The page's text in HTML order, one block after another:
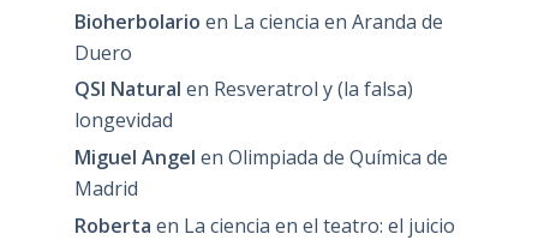
Bioherbolario en La ciencia en Aranda de
Duero
QSI Natural en Resveratrol y (la falsa)
longevidad
Miguel Angel en Olimpiada de Química de
Madrid
Roberta en La ciencia en el teatro: el juicio